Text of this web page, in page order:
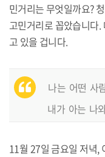
민거리는 무엇일까요? 청
고민거리로 꼽았습니다
고 있을 겁니다.
나는 어떤 사
내가 아는 나
11월 27일 금요일 저녁,